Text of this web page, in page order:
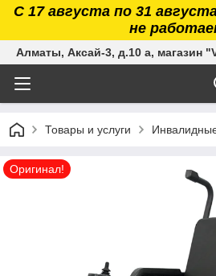
С 17 августа по 31
не
Алматы, Аксай-3, д.10 а, магазин
Товары и услуги
Оригинал!